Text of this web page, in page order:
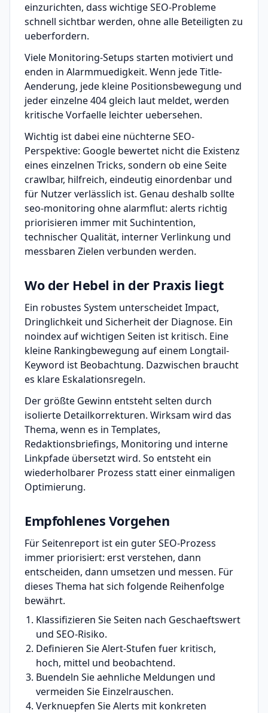
einzurichten, dass wichtige SEO-Probleme
schnell sichtbar werden, ohne alle Beteiligten zu
ueberfordern.
Viele Monitoring-Setups starten motiviert und
enden in Alarmmuedigkeit. Wenn jede Title-
Aenderung, jede kleine Positionsbewegung und
jeder einzelne 404 gleich laut meldet, werden
kritische Vorfaelle leichter uebersehen.
Wichtig ist dabei eine nüchterne SEO-
Perspektive: Google bewertet nicht die Existenz
eines einzelnen Tricks, sondern ob eine Seite
crawlbar, hilfreich, eindeutig einordenbar und
für Nutzer verlässlich ist. Genau deshalb sollte
seo-monitoring ohne alarmflut: alerts richtig
priorisieren immer mit Suchintention,
technischer Qualität, interner Verlinkung und
messbaren Zielen verbunden werden.
Wo der Hebel in der Praxis liegt
Ein robustes System unterscheidet Impact,
Dringlichkeit und Sicherheit der Diagnose. Ein
noindex auf wichtigen Seiten ist kritisch. Eine
kleine Rankingbewegung auf einem Longtail-
Keyword ist Beobachtung. Dazwischen braucht
es klare Eskalationsregeln.
Der größte Gewinn entsteht selten durch
isolierte Detailkorrekturen. Wirksam wird das
Thema, wenn es in Templates,
Redaktionsbriefings, Monitoring und interne
Linkpfade übersetzt wird. So entsteht ein
wiederholbarer Prozess statt einer einmaligen
Optimierung.
Empfohlenes Vorgehen
Für Seitenreport ist ein guter SEO-Prozess
immer priorisiert: erst verstehen, dann
entscheiden, dann umsetzen und messen. Für
dieses Thema hat sich folgende Reihenfolge
bewährt.
Klassifizieren Sie Seiten nach Geschaeftswert
und SEO-Risiko.
Definieren Sie Alert-Stufen fuer kritisch,
hoch, mittel und beobachtend.
Buendeln Sie aehnliche Meldungen und
vermeiden Sie Einzelrauschen.
Verknuepfen Sie Alerts mit konkreten